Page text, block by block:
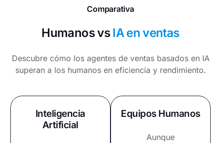
Comparativa
Humanos vsIA en ventas
Descubre cómo los agentes de ventas basados en IA
superan a los humanos en eficiencia y rendimiento.
Inteligencia
Artificial
Equipos Humanos
Aunque